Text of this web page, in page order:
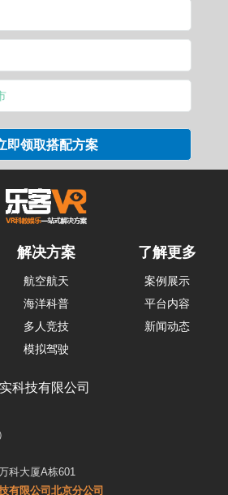
解决方案
航空航天
海洋科普
多人竞技
模拟驾驶
了解更多
案例展示
平台内容
新闻动态
科技有限公司
科大厦A栋601
有限公司北京分公司